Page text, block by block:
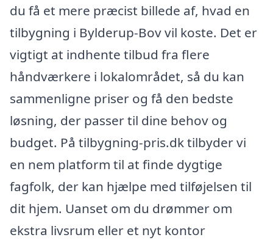
du få et mere præcist billede af, hvad en
tilbygning i Bylderup-Bov vil koste. Det er
vigtigt at indhente tilbud fra flere
håndværkere i lokalområdet, så du kan
sammenligne priser og få den bedste
løsning, der passer til dine behov og
budget. På tilbygning-pris.dk tilbyder vi
en nem platform til at finde dygtige
fagfolk, der kan hjælpe med tilføjelsen til
dit hjem. Uanset om du drømmer om
ekstra livsrum eller et nyt kontor